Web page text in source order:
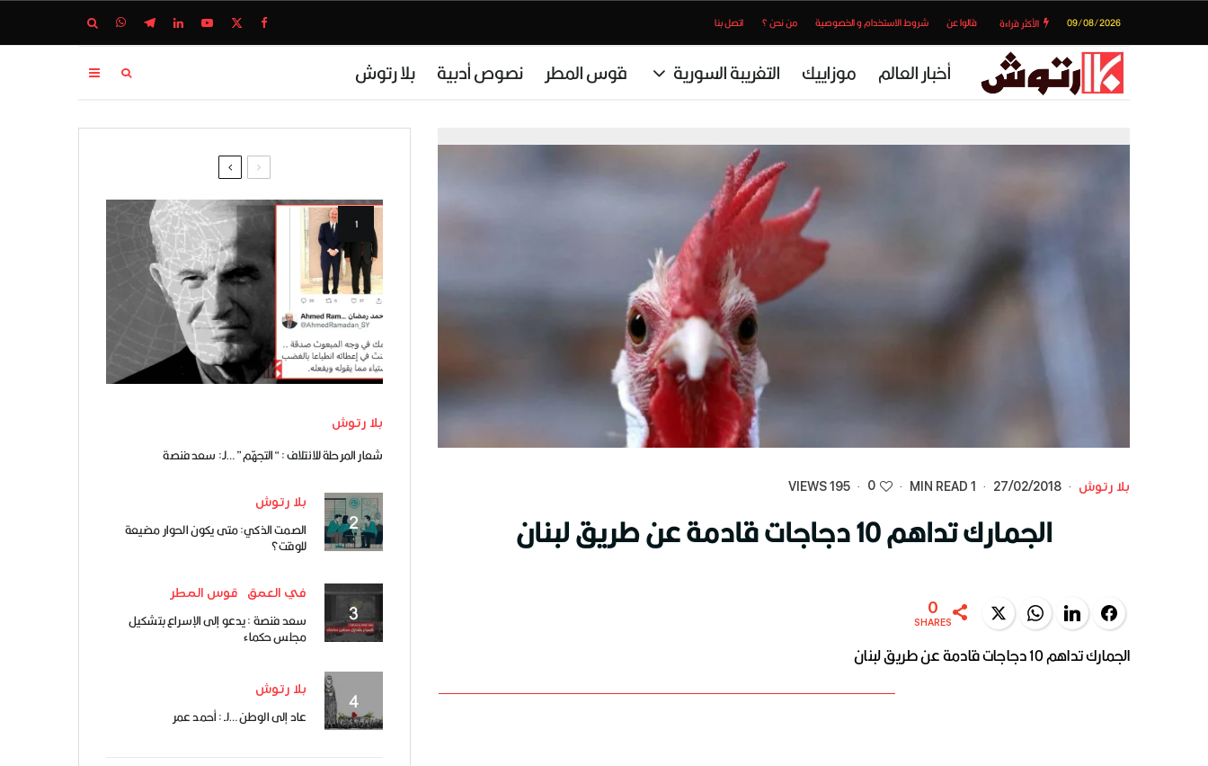
09/08/2026 الأكثر قراءة قالوا عن شروط الاستخدام و الخصوصية من نحن ؟ اتصل بنا
أخبار العالم موزاييك التغريبة السورية قوس المطر نصوص أدبية بلا رتوش
بلا رتوش ·
27/02/2018
·
1 MIN READ
·
0
·
195 VIEWS
الجمارك تداهم 10 دجاجات قادمة عن طريق لبنان
Facebook
LinkedIn
WhatsApp
Twitter
0
SHARES
الجمارك تداهم 10 دجاجات قادمة عن طريق لبنان
بلا رتوش
شعار المرحلة للائتلاف : “التجهّم” …لـ: سعد فنصة
بلا رتوش
الصمت الذكي: متى يكون الحوار مضيعة
للوقت؟
في العمق قوس المطر
سعد فنصة : يدعو إلى الإسراع بتشكيل
مجلس حكماء
بلا رتوش
عاد إلى الوطن …لـ : أحمد عمر